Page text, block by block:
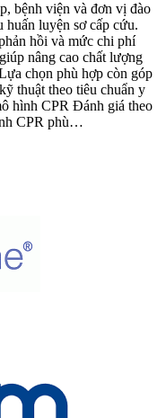
bệnh viện và đơn vị đào
luyện sơ cấp cứu.
hồi và mức chi phí
nâng cao chất lượng
chọn phù hợp còn góp
thuật theo tiêu chuẩn y
hình CPR Đánh giá theo
CPR phù…